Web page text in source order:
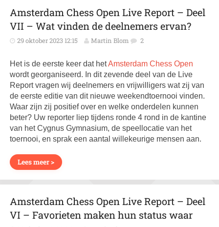
Amsterdam Chess Open Live Report – Deel
VII – Wat vinden de deelnemers ervan?
29 oktober 2023 12:15 Martin Blom 2
Het is de eerste keer dat hetAmsterdam Chess Open
wordt georganiseerd. In dit zevende deel van de Live
Report vragen wij deelnemers en vrijwilligers wat zij van
de eerste editie van dit nieuwe weekendtoernooi vinden.
Waar zijn zij positief over en welke onderdelen kunnen
beter? Uw reporter liep tijdens ronde 4 rond in de kantine
van het Cygnus Gymnasium, de speellocatie van het
toernooi, en sprak een aantal willekeurige mensen aan.
Lees meer >
Amsterdam Chess Open Live Report – Deel
VI – Favorieten maken hun status waar